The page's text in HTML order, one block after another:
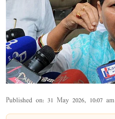
Published on: 31 May 2026, 10:07 am